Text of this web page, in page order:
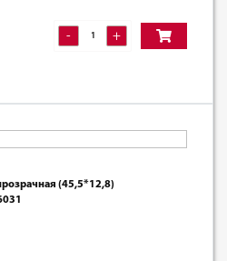
- +
(45,5*12,8)